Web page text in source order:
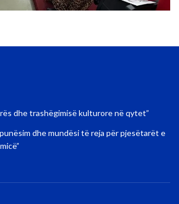
dhe trashëgimisë kulturore në qytet”
dhe mundësi të reja për pjesëtarët e